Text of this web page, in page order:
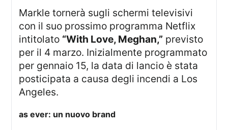
Markle tornerà sugli schermi televisivi
con il suo prossimo programma Netflix
intitolato “With Love, Meghan,” previsto
per il 4 marzo. Inizialmente programmato
per gennaio 15, la data di lancio è stata
posticipata a causa degli incendi a Los
Angeles.
as ever: un nuovo brand